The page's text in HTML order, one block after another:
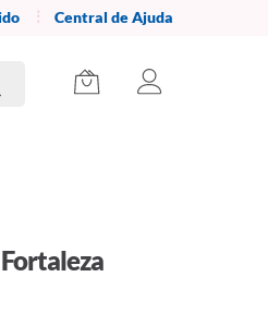
Central de Ajuda